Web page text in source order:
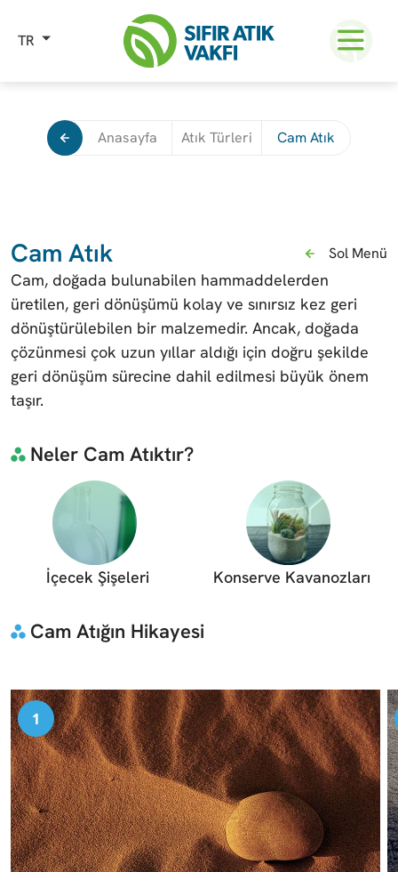
TR
Anasayfa Atık Türleri Cam Atık
Cam Atık Sol Menü
Cam, doğada bulunabilen hammaddelerden
üretilen, geri dönüşümü kolay ve sınırsız kez geri
dönüştürülebilen bir malzemedir. Ancak, doğada
çözünmesi çok uzun yıllar aldığı için doğru şekilde
geri dönüşüm sürecine dahil edilmesi büyük önem
taşır.
Neler Cam Atıktır?
İçecek Şişeleri Konserve Kavanozları
Cam Atığın Hikayesi
1